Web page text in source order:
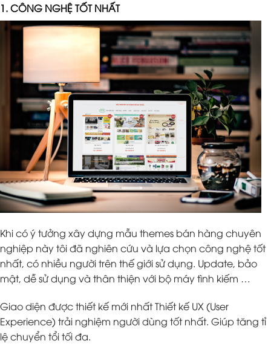
1. CÔNG NGHỆ TỐT NHẤT
Khi có ý tưởng xây dựng mẫu themes bán hàng chuyên
nghiệp này tôi đã nghiên cứu và lựa chọn công nghệ tốt
nhất, có nhiều người trên thế giới sử dụng. Update, bảo
mật, dễ sử dụng và thân thiện với bộ máy tình kiếm …
Giao diện được thiết kế mới nhất Thiết kế UX (User
Experience) trải nghiệm người dùng tốt nhất. Giúp tăng tỉ
lệ chuyển tổi tối đa.